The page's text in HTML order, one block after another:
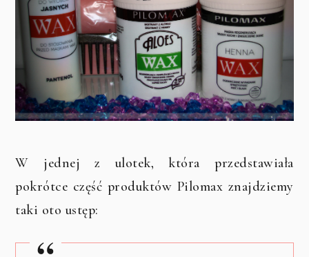
W jednej z ulotek, która przedstawiała
pokrótce część produktów Pilomax znajdziemy
taki oto ustęp: